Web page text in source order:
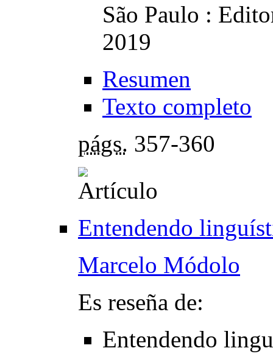
São Paulo :
2019
Resumen
Texto completo
págs. 357-360
Entendendo
Marcelo Módolo
Es reseña de:
Entendendo